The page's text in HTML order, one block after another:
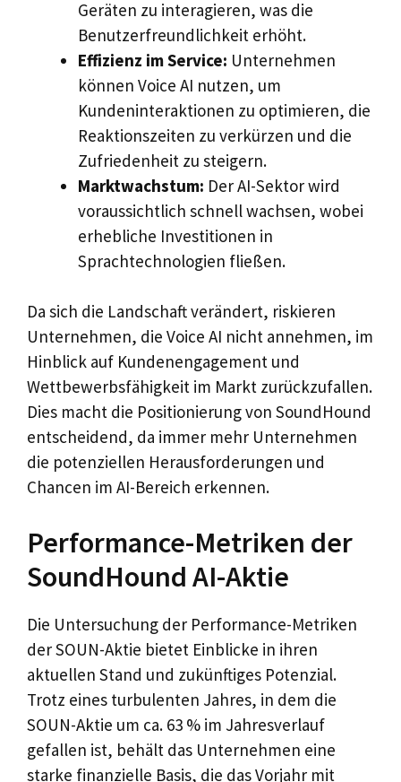
Geräten zu interagieren, was die
Benutzerfreundlichkeit erhöht.
Effizienz im Service: Unternehmen
können Voice AI nutzen, um
Kundeninteraktionen zu optimieren, die
Reaktionszeiten zu verkürzen und die
Zufriedenheit zu steigern.
Marktwachstum: Der AI-Sektor wird
voraussichtlich schnell wachsen, wobei
erhebliche Investitionen in
Sprachtechnologien fließen.
Da sich die Landschaft verändert, riskieren
Unternehmen, die Voice AI nicht annehmen, im
Hinblick auf Kundenengagement und
Wettbewerbsfähigkeit im Markt zurückzufallen.
Dies macht die Positionierung von SoundHound
entscheidend, da immer mehr Unternehmen
die potenziellen Herausforderungen und
Chancen im AI-Bereich erkennen.
Performance-Metriken der
SoundHound AI-Aktie
Die Untersuchung der Performance-Metriken
der SOUN-Aktie bietet Einblicke in ihren
aktuellen Stand und zukünftiges Potenzial.
Trotz eines turbulenten Jahres, in dem die
SOUN-Aktie um ca. 63 % im Jahresverlauf
gefallen ist, behält das Unternehmen eine
starke finanzielle Basis, die das Vorjahr mit